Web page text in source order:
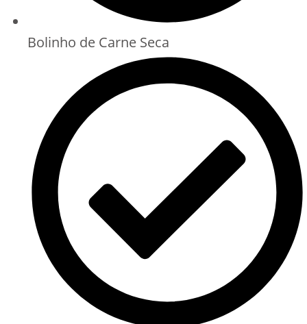
Bolinho de Carne Seca